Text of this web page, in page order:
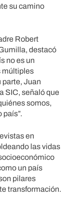
su camino
Robert
destacó
no es un
múltiples
parte, Juan
SIC, señaló que
somos,
país”.
en
las vidas
un país
pilares
transformación.